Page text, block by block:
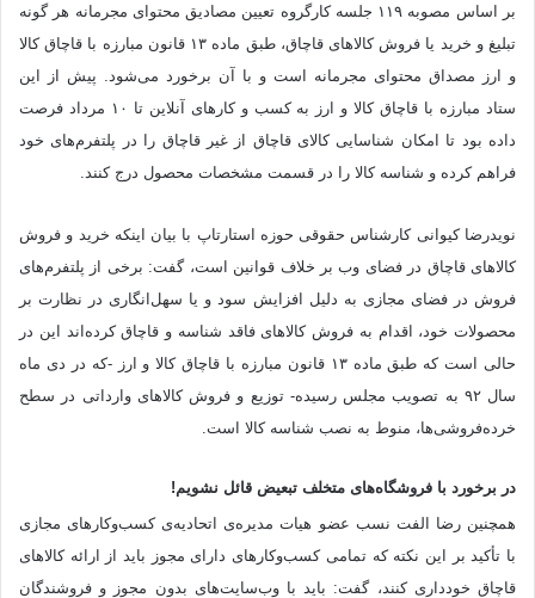
بر اساس مصوبه ۱۱۹ جلسه کارگروه تعیین مصادیق محتوای مجرمانه هر گونه
تبلیغ و خرید یا فروش کالا‌های قاچاق، طبق ماده ۱۳ قانون مبارزه با قاچاق کالا
و ارز مصداق محتوای مجرمانه است و با آن برخورد می‌شود. پیش از این
ستاد مبارزه با قاچاق کالا و ارز به کسب و کارهای آنلاین تا ۱۰ مرداد فرصت
داده بود تا امکان شناسایی کالای قاچاق از غیر قاچاق را در پلتفرم‌های خود
فراهم کرده و شناسه کالا را در قسمت مشخصات محصول درج کنند.
نویدرضا کیوانی کارشناس حقوقی حوزه استارتاپ با بیان اینکه خرید و فروش
کالاهای قاچاق در فضای وب بر خلاف قوانین است، گفت: برخی از پلتفرم‌های
فروش در فضای مجازی به دلیل افزایش سود و یا سهل‌انگاری در نظارت بر
محصولات خود، اقدام به فروش کالاهای فاقد شناسه و قاچاق کرده‌اند این در
حالی است که طبق ماده ۱۳ قانون مبارزه با قاچاق کالا و ارز -که در دی ماه
سال ۹۲ به تصویب مجلس رسیده- توزیع و فروش کالاهای وارداتی در سطح
خرده‌فروشی‌ها، منوط به نصب شناسه کالا است.
در برخورد با فروشگاه‌های متخلف تبعیض قائل نشویم!
همچنین رضا الفت ‌نسب عضو هیات مدیره‌ی اتحادیه‌ی کسب‌وکارهای مجازی
با تأکید بر این نکته که تمامی کسب‌و‌کار‌های دارای مجوز باید از ارائه کالا‌های
قاچاق خودداری کنند، گفت: باید با وب‌سایت‌های بدون مجوز و فروشندگان